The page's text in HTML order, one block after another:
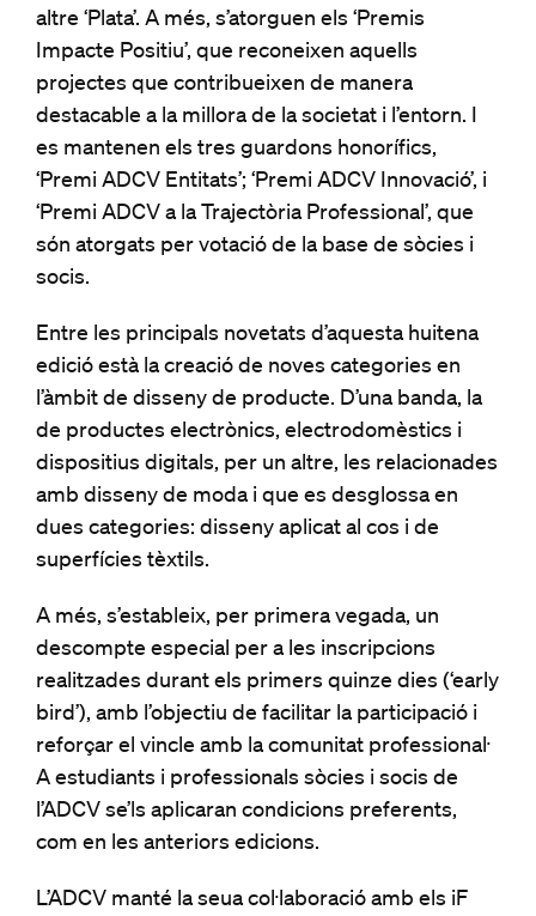
altre ‘Plata’. A més, s’atorguen els ‘Premis
Impacte Positiu’, que reconeixen aquells
projectes que contribueixen de manera
destacable a la millora de la societat i l’entorn. I
es mantenen els tres guardons honorífics,
‘Premi ADCV Entitats’; ‘Premi ADCV Innovació’, i
‘Premi ADCV a la Trajectòria Professional’, que
són atorgats per votació de la base de sòcies i
socis.
Entre les principals novetats d’aquesta huitena
edició està la creació de noves categories en
l’àmbit de disseny de producte. D’una banda, la
de productes electrònics, electrodomèstics i
dispositius digitals, per un altre, les relacionades
amb disseny de moda i que es desglossa en
dues categories: disseny aplicat al cos i de
superfícies tèxtils.
A més, s’estableix, per primera vegada, un
descompte especial per a les inscripcions
realitzades durant els primers quinze dies (‘early
bird’), amb l’objectiu de facilitar la participació i
reforçar el vincle amb la comunitat professional.
A estudiants i professionals sòcies i socis de
l’ADCV se’ls aplicaran condicions preferents,
com en les anteriors edicions.
L’ADCV manté la seua col·laboració amb els iF